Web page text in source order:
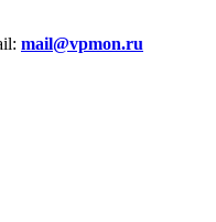
mail@vpmon.ru